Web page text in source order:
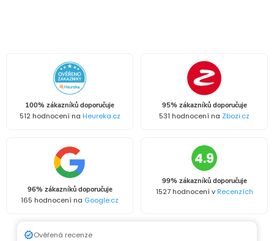
100% zákazníků doporučuje
512 hodnocení na Heureka.cz
95% zákazníků doporučuje
531 hodnocení na Zbozi.cz
96% zákazníků doporučuje
165 hodnocení na Google.cz
4.9
99% zákazníků doporučuje
1527 hodnocení vRecenzích
Ověřená recenze